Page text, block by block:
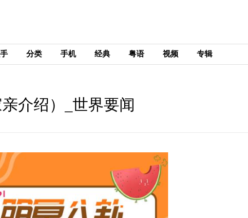
分类 手机 经典 粤语 视频 专辑
介绍）_世界要闻